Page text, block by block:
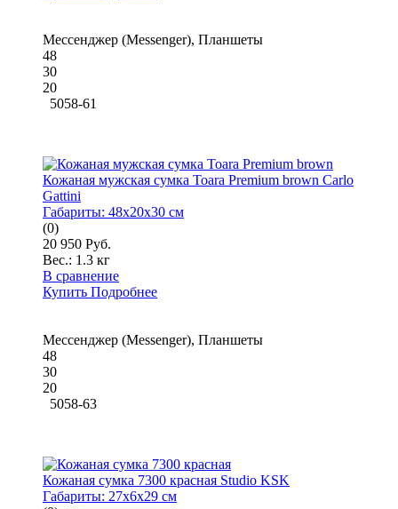
Мессенджер (Messenger), Планшеты
48
30
20
5058-61
Кожаная мужская сумка Toara Premium brown Carlo
Gattini
Габариты: 48x20x30 см
(0)
20 950 Руб.
Вес.: 1.3 кг
В сравнение
Купить Подробнее
Мессенджер (Messenger), Планшеты
48
30
20
5058-63
Кожаная сумка 7300 красная Studio KSK
Габариты: 27x6x29 см